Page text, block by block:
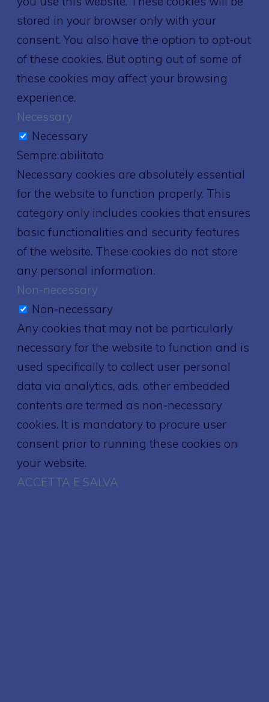
stored in your browser only with your
consent. You also have the option to opt-out
of these cookies. But opting out of some of
these cookies may affect your browsing
experience.
Necessary
Necessary
Sempre abilitato
Necessary cookies are absolutely essential
for the website to function properly. This
category only includes cookies that ensures
basic functionalities and security features
of the website. These cookies do not store
any personal information.
Non-necessary
Non-necessary
Any cookies that may not be particularly
necessary for the website to function and is
used specifically to collect user personal
data via analytics, ads, other embedded
contents are termed as non-necessary
cookies. It is mandatory to procure user
consent prior to running these cookies on
your website.
ACCETTA E SALVA